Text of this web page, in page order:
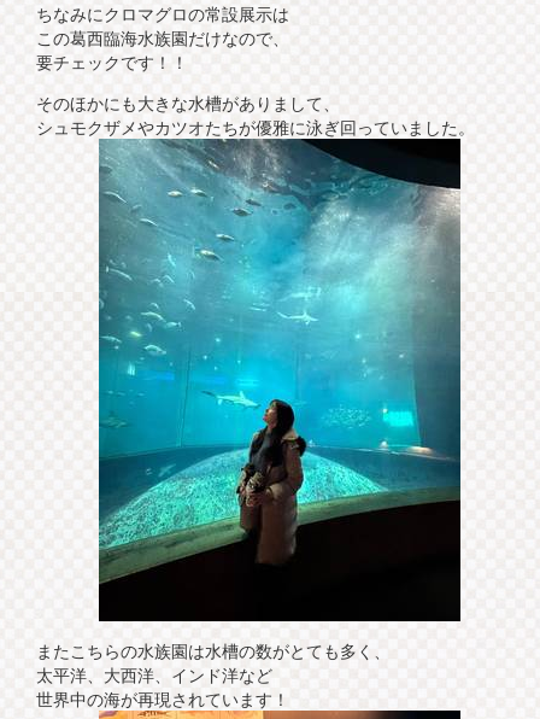
ちなみにクロマグロの常設展示は
この葛西臨海水族園だけなので、
要チェックです！！
そのほかにも大きな水槽がありまして、
シュモクザメやカツオたちが優雅に泳ぎ回っていました。
またこちらの水族園は水槽の数がとても多く、
太平洋、大西洋、インド洋など
世界中の海が再現されています！